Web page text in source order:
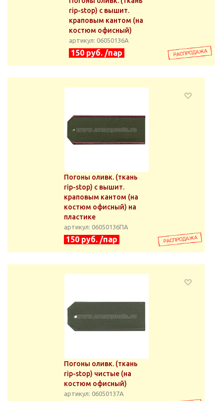
rip-stop) с вышит.
краповым кантом (на
костюм офисный)
артикул: 06050136А
150 руб. /пар
Погоны оливк. (ткань
rip-stop) с вышит.
краповым кантом (на
костюм офисный) на
пластике
артикул: 06050136ПА
150 руб. /пар
Погоны оливк. (ткань
rip-stop) чистые (на
костюм офисный)
артикул: 06050137А